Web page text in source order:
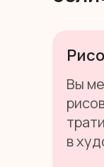
Вы
в